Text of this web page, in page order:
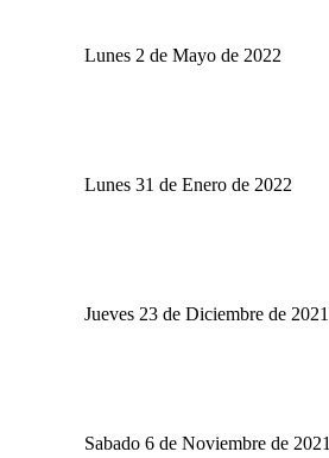
Lunes 2 de Mayo de 2022
Lunes 31 de Enero de 2022
Jueves 23 de Diciembre de 2021
Sabado 6 de Noviembre de 2021